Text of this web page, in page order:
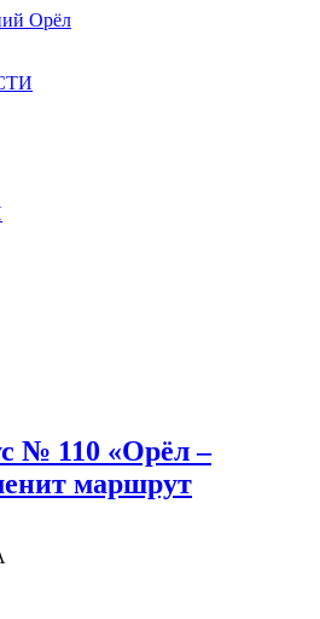
Орёл
№ 110 «Орёл –
маршрут